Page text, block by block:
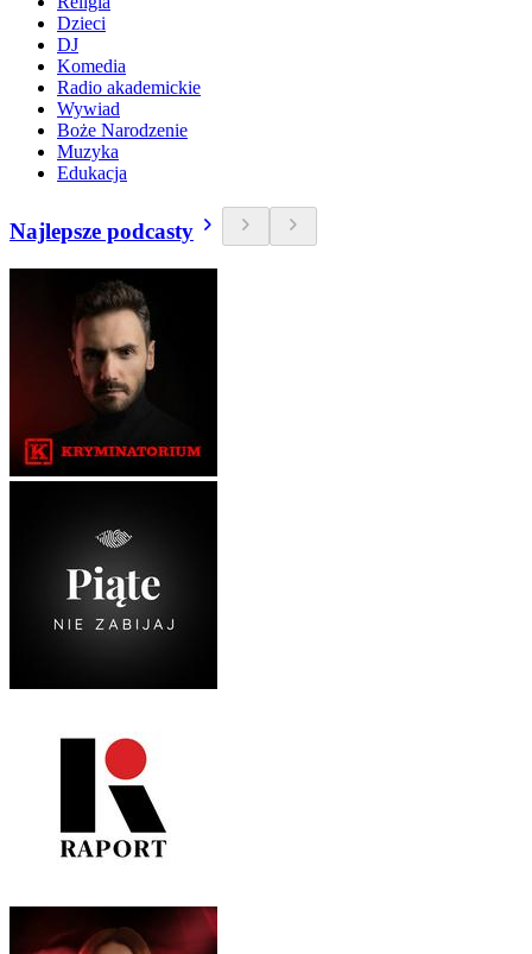
Dzieci
DJ
Komedia
Radio akademickie
Wywiad
Boże Narodzenie
Muzyka
Edukacja
Najlepsze podcasty